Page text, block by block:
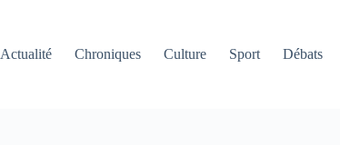
Actualité
Chroniques Culture Sport Débats